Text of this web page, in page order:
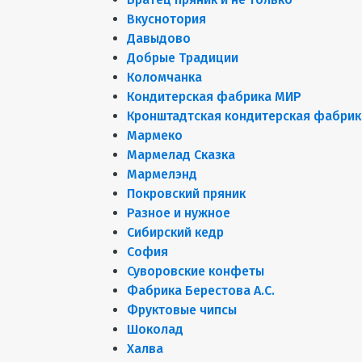
Вкуснотория
Давыдово
Добрые Традиции
Коломчанка
Кондитерская фабрика МИР
Кронштадтская кондитерская
Мармеко
Мармелад Сказка
Мармелэнд
Покровский пряник
Разное и нужное
Сибирский кедр
София
Суворовские конфеты
Фабрика Берестова А.С.
Фруктовые чипсы
Шоколад
Халва